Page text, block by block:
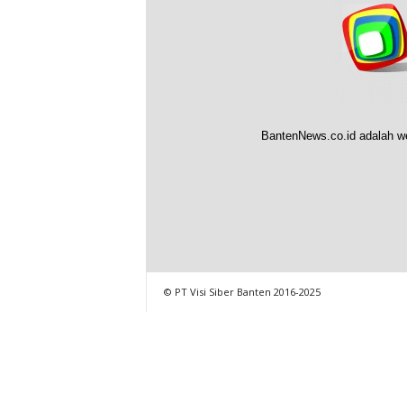
BantenNews.co.id adalah
© PT Visi Siber Banten 2016-2025